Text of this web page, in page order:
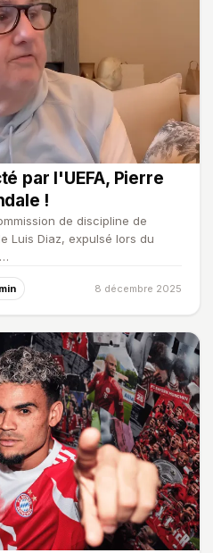
par l'UEFA, Pierre
!
de discipline de
Luis Diaz, expulsé lors du
8 décembre 2025